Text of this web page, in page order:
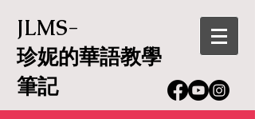
JLMS-
珍妮的華語教學
筆記